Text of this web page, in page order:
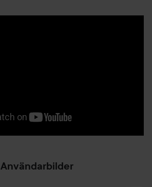
Användarbilder